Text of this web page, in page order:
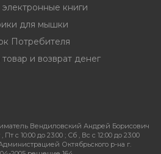
книги
для мышки
Потребителя
товар и возврат денег
Вендиловский Андрей Борисович
Пт c 10:00 до 23:00 ; Сб , Вс c 12:00 до 23:00
Октябрьского р-на г.